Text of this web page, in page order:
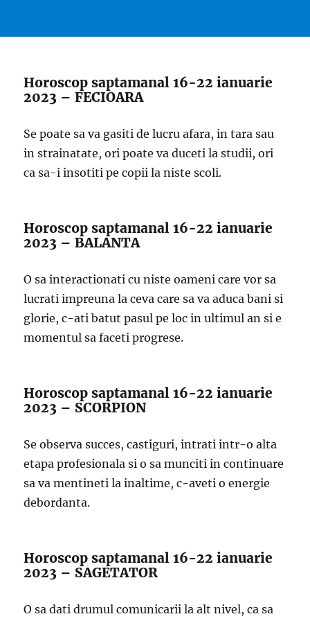
Horoscop saptamanal 16-22 ianuarie
2023 – FECIOARA
Se poate sa va gasiti de lucru afara, in tara sau
in strainatate, ori poate va duceti la studii, ori
ca sa-i insotiti pe copii la niste scoli.
Horoscop saptamanal 16-22 ianuarie
2023 – BALANTA
O sa interactionati cu niste oameni care vor sa
lucrati impreuna la ceva care sa va aduca bani si
glorie, c-ati batut pasul pe loc in ultimul an si e
momentul sa faceti progrese.
Horoscop saptamanal 16-22 ianuarie
2023 – SCORPION
Se observa succes, castiguri, intrati intr-o alta
etapa profesionala si o sa munciti in continuare
sa va mentineti la inaltime, c-aveti o energie
debordanta.
Horoscop saptamanal 16-22 ianuarie
2023 – SAGETATOR
O sa dati drumul comunicarii la alt nivel, ca sa